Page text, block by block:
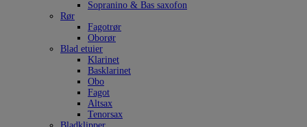
Sopranino & Bas saxofon
Rør
Fagotrør
Oborør
Blad etuier
Klarinet
Basklarinet
Obo
Fagot
Altsax
Tenorsax